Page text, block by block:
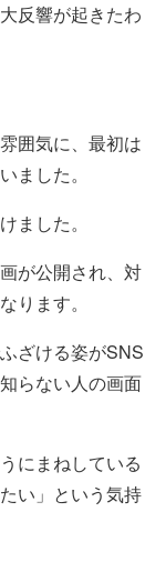
反響が起きたわ
囲気に、最初は
ました。
ました。
が公開され、対
ります。
ざける姿がSNS
らない人の画面
にまねしている
い」という気持